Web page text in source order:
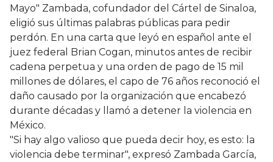
Mayo" Zambada, cofundador del Cártel de Sinaloa,
eligió sus últimas palabras públicas para pedir
perdón. En una carta que leyó en español ante el
juez federal Brian Cogan, minutos antes de recibir
cadena perpetua y una orden de pago de 15 mil
millones de dólares, el capo de 76 años reconoció el
daño causado por la organización que encabezó
durante décadas y llamó a detener la violencia en
México.
"Si hay algo valioso que pueda decir hoy, es esto: la
violencia debe terminar", expresó Zambada García,